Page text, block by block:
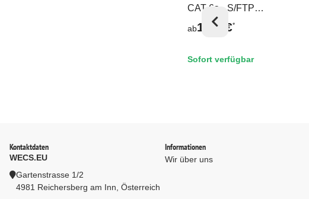
CAT 6a - S/FTP
Patchkabel AWG 26/7
ab1,05 €*
Sofort verfügbar
Kontaktdaten
WECS.EU
Gartenstrasse 1/2
4981 Reichersberg am Inn, Österreich
Informationen
Wir über uns